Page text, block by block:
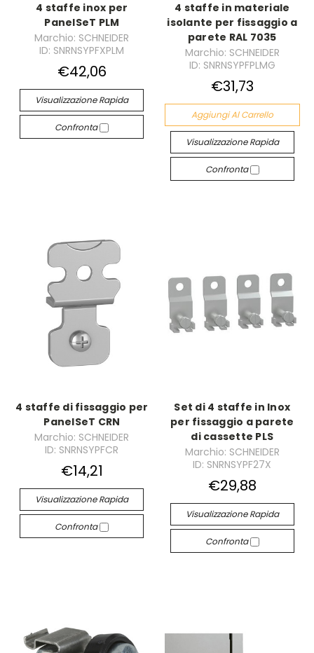
4 staffe inox per
PanelSeT PLM
Marchio: SCHNEIDER
ID: SNRNSYPFXPLM
€42,06
Visualizzazione Rapida
Confronta
4 staffe in materiale
isolante per fissaggio a
parete RAL 7035
Marchio: SCHNEIDER
ID: SNRNSYPFPLMG
€31,73
Aggiungi Al Carrello
Visualizzazione Rapida
Confronta
4 staffe di fissaggio per
PanelSeT CRN
Marchio: SCHNEIDER
ID: SNRNSYPFCR
€14,21
Visualizzazione Rapida
Confronta
Set di 4 staffe in Inox
per fissaggio a parete
di cassette PLS
Marchio: SCHNEIDER
ID: SNRNSYPF27X
€29,88
Visualizzazione Rapida
Confronta